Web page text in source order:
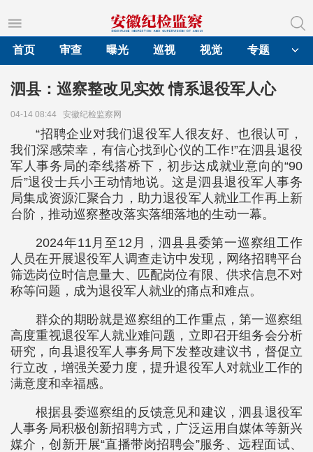
首页
审查 曝光 巡视 视觉 专题
泗县：巡察整改见实效 情系退役军人心
04-14 08:44 安徽纪检监察网
“招聘企业对我们退役军人很友好、也很认可，
我们深感荣幸，有信心找到心仪的工作!”在泗县退役
军人事务局的牵线搭桥下，初步达成就业意向的“90
后”退役士兵小王动情地说。这是泗县退役军人事务
局集成资源汇聚合力，助力退役军人就业工作再上新
台阶，推动巡察整改落实落细落地的生动一幕。
2024年11月至12月，泗县县委第一巡察组工作
人员在开展退役军人调查走访中发现，网络招聘平台
筛选岗位时信息量大、匹配岗位有限、供求信息不对
称等问题，成为退役军人就业的痛点和难点。
群众的期盼就是巡察组的工作重点，第一巡察组
高度重视退役军人就业难问题，立即召开组务会分析
研究，向县退役军人事务局下发整改建议书，督促立
行立改，增强关爱力度，提升退役军人对就业工作的
满意度和幸福感。
根据县委巡察组的反馈意见和建议，泗县退役军
人事务局积极创新招聘方式，广泛运用自媒体等新兴
媒介，创新开展“直播带岗招聘会”服务、远程面试、